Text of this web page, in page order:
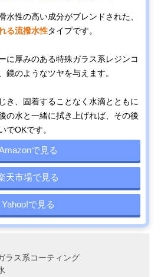
水性の高い成分がブレンドされた、
る流撥水性タイプです。
に厚みのある特殊ガラス系レジンコ
鏡のようなツヤを与えます。
き、固着することなく水滴とともに
の水と一緒に拭き上げれば、その後
でOKです。
で見る
天市場で見る
Yahoo!で見る
ラス系コーティング